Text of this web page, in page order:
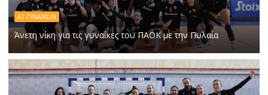
Α1 ΓΥΝΑΙΚΏΝ
Άνετη νίκη για τις γυναίκες του ΠΑΟΚ με την Πυλαία